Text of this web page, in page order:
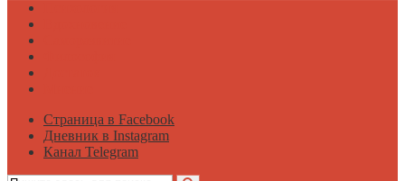
Страница в Facebook
Дневник в Instagram
Канал Telegram